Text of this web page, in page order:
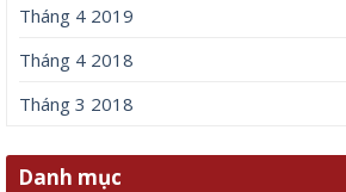
Tháng 4 2019
Tháng 4 2018
Tháng 3 2018
Danh mục